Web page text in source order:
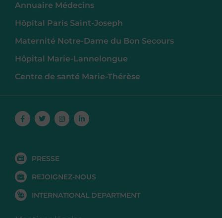
Annuaire Médecins
Hôpital Paris Saint-Joseph
Maternité Notre-Dame du Bon Secours
Hôpital Marie-Lannelongue
Centre de santé Marie-Thérèse
Facebook-
f
TwitterInstagramLinkedin-
in
PRESSE
REJOIGNEZ-NOUS
INTERNATIONAL DEPARTMENT